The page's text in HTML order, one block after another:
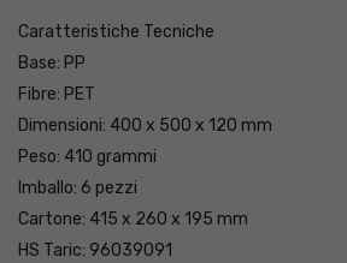
Caratteristiche Tecniche
Base: PP
Fibre: PET
Dimensioni: 400 x 500 x 120 mm
Peso: 410 grammi
Imballo: 6 pezzi
Cartone: 415 x 260 x 195 mm
HS Taric: 96039091